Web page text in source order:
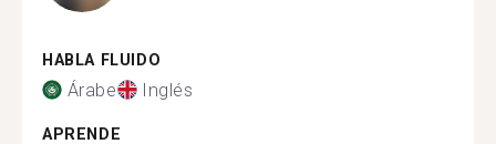
HABLA FLUIDO
Árabe Inglés
APRENDE